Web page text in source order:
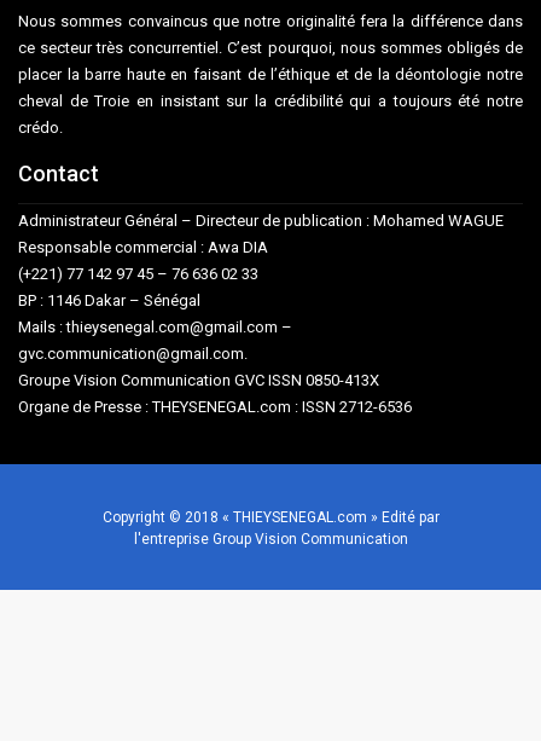
Nous sommes convaincus que notre originalité fera la différence dans
ce secteur très concurrentiel. C’est pourquoi, nous sommes obligés de
placer la barre haute en faisant de l’éthique et de la déontologie notre
cheval de Troie en insistant sur la crédibilité qui a toujours été notre
crédo.
Contact
Administrateur Général – Directeur de publication : Mohamed WAGUE
Responsable commercial : Awa DIA
(+221) 77 142 97 45 – 76 636 02 33
BP : 1146 Dakar – Sénégal
Mails : thieysenegal.com@gmail.com –
gvc.communication@gmail.com.
Groupe Vision Communication GVC ISSN 0850-413X
Organe de Presse : THEYSENEGAL.com : ISSN 2712-6536
Copyright © 2018 « THIEYSENEGAL.com » Edité par
l'entreprise Group Vision Communication